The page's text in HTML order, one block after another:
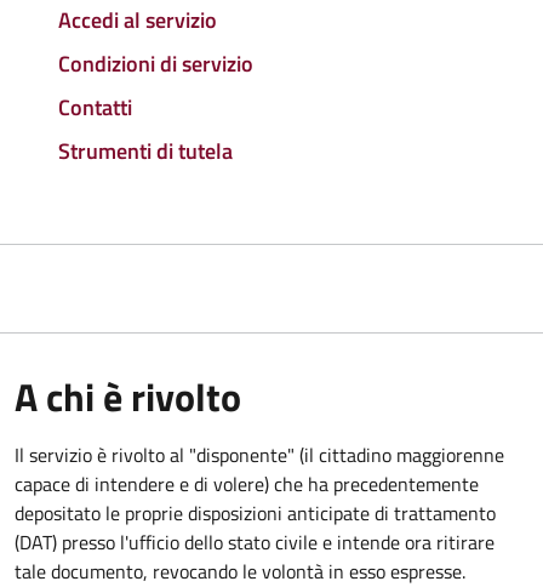
Accedi al servizio
Condizioni di servizio
Contatti
Strumenti di tutela
A chi è rivolto
Il servizio è rivolto al "disponente" (il cittadino maggiorenne
capace di intendere e di volere) che ha precedentemente
depositato le proprie disposizioni anticipate di trattamento
(DAT) presso l'ufficio dello stato civile e intende ora ritirare
tale documento, revocando le volontà in esso espresse.